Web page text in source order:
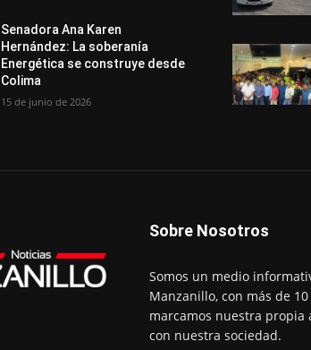
Senadora Ana Karen
Hernández: La soberanía
Energética se construye desde
Colima
15 de junio de 2026
Sobre Nosotros
Somos un medio
Manzanillo, con más de
marcamos nuestra propia
con nuestra sociedad.